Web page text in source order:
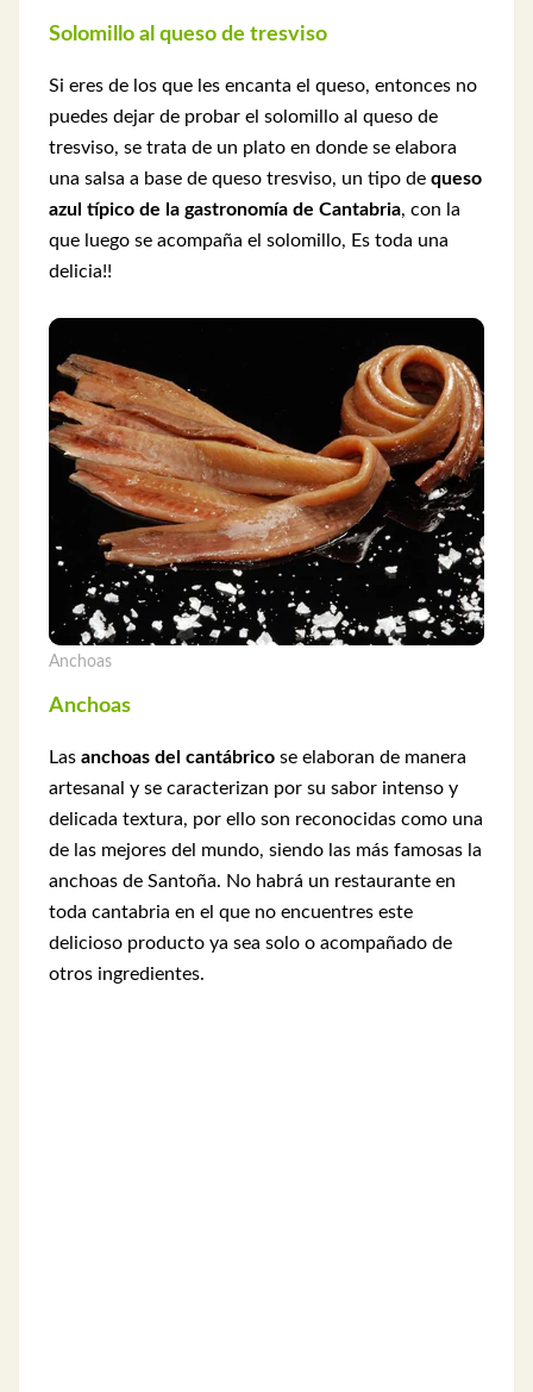
Solomillo al queso de tresviso
Si eres de los que les encanta el queso, entonces no
puedes dejar de probar el solomillo al queso de
tresviso, se trata de un plato en donde se elabora
una salsa a base de queso tresviso, un tipo de queso
azul típico de la gastronomía de Cantabria, con la
que luego se acompaña el solomillo, Es toda una
delicia!!
Anchoas
Anchoas
Las anchoas del cantábrico se elaboran de manera
artesanal y se caracterizan por su sabor intenso y
delicada textura, por ello son reconocidas como una
de las mejores del mundo, siendo las más famosas la
anchoas de Santoña. No habrá un restaurante en
toda cantabria en el que no encuentres este
delicioso producto ya sea solo o acompañado de
otros ingredientes.